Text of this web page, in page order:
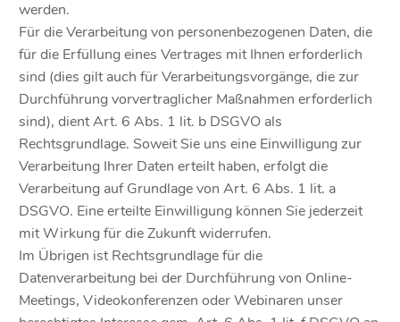
werden.
Für die Verarbeitung von personenbezogenen Daten, die
für die Erfüllung eines Vertrages mit Ihnen erforderlich
sind (dies gilt auch für Verarbeitungsvorgänge, die zur
Durchführung vorvertraglicher Maßnahmen erforderlich
sind), dient Art. 6 Abs. 1 lit. b DSGVO als
Rechtsgrundlage. Soweit Sie uns eine Einwilligung zur
Verarbeitung Ihrer Daten erteilt haben, erfolgt die
Verarbeitung auf Grundlage von Art. 6 Abs. 1 lit. a
DSGVO. Eine erteilte Einwilligung können Sie jederzeit
mit Wirkung für die Zukunft widerrufen.
Im Übrigen ist Rechtsgrundlage für die
Datenverarbeitung bei der Durchführung von Online-
Meetings, Videokonferenzen oder Webinaren unser